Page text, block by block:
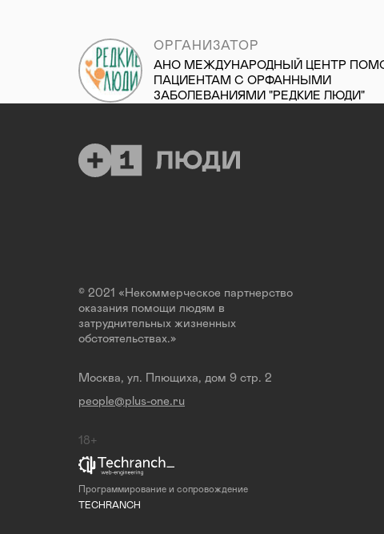
ОРГАНИЗАТОР
АНО МЕЖДУНАРОДНЫЙ ЦЕНТР
ПАЦИЕНТАМ С ОРФАННЫМИ
ЗАБОЛЕВАНИЯМИ "РЕДКИЕ ЛЮДИ"
© 2021 «Некоммерческое партнерство
оказания помощи людям в
затруднительных жизненных
обстоятельствах.»
Москва, ул. Плющиха, дом 9 стр. 2
people@plus-one.ru
18+
Программирование и сопровождение
TECHRANCH